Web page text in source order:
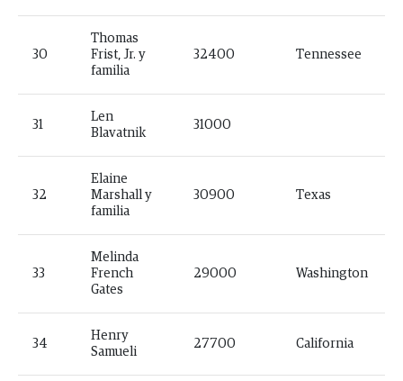
30
Thomas
Frist, Jr. y
familia
32400 Tennessee
31
Len
Blavatnik
31000
32
Elaine
Marshall y
familia
30900 Texas
33
Melinda
French
Gates
29000 Washington
34
Henry
Samueli
27700 California